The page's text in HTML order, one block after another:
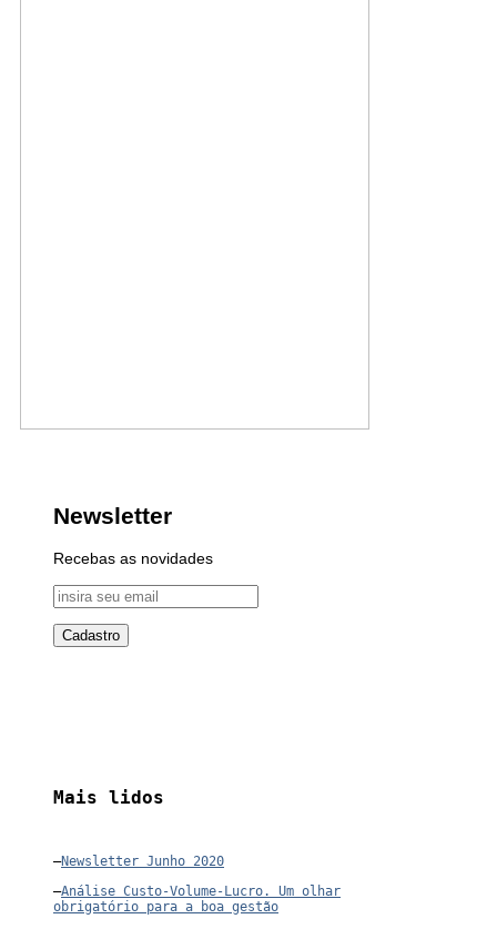
Newsletter
Recebas as novidades
Mais lidos
–Newsletter Junho 2020
–Análise Custo-Volume-Lucro. Um olhar
obrigatório para a boa gestão